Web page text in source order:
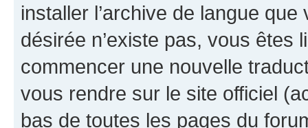
installer l’archive de langue
désirée n’existe pas, vous êtes
commencer une nouvelle
vous rendre sur le site officiel
bas de toutes les pages du